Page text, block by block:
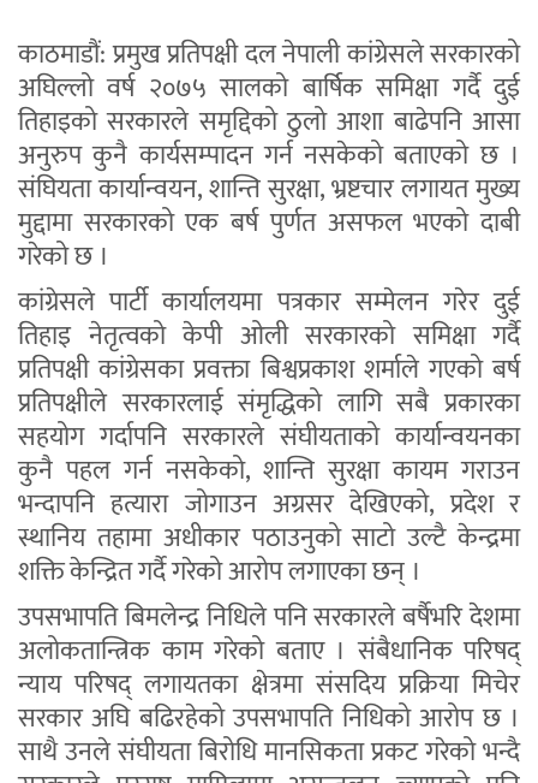
काठमाडौं: प्रमुख प्रतिपक्षी दल नेपाली कांग्रेसले सरकारको
अघिल्लो वर्ष २०७५ सालको बार्षिक समिक्षा गर्दै दुई
तिहाइको सरकारले समृद्दिको ठुलो आशा बाढेपनि आसा
अनुरुप कुनै कार्यसम्पादन गर्न नसकेको बताएको छ ।
संघियता कार्यान्वयन, शान्ति सुरक्षा, भ्रष्टचार लगायत मुख्य
मुद्दामा सरकारको एक बर्ष पुर्णत असफल भएको दाबी
गरेको छ ।
कांग्रेसले पार्टी कार्यालयमा पत्रकार सम्मेलन गरेर दुई
तिहाइ नेतृत्वको केपी ओली सरकारको समिक्षा गर्दै
प्रतिपक्षी कांग्रेसका प्रवक्ता बिश्वप्रकाश शर्माले गएको बर्ष
प्रतिपक्षीले सरकारलाई संमृद्धिको लागि सबै प्रकारका
सहयोग गर्दापनि सरकारले संघीयताको कार्यान्वयनका
कुनै पहल गर्न नसकेको, शान्ति सुरक्षा कायम गराउन
भन्दापनि हत्यारा जोगाउन अग्रसर देखिएको, प्रदेश र
स्थानिय तहामा अधीकार पठाउनुको साटो उल्टै केन्द्रमा
शक्ति केन्द्रित गर्दै गरेको आरोप लगाएका छन् ।
उपसभापति बिमलेन्द्र निधिले पनि सरकारले बर्षैभरि देशमा
अलोकतान्त्रिक काम गरेको बताए । संबैधानिक परिषद्
न्याय परिषद् लगायतका क्षेत्रमा संसदिय प्रक्रिया मिचेर
सरकार अघि बढिरहेको उपसभापति निधिको आरोप छ ।
साथै उनले संघीयता बिरोधि मानसिकता प्रकट गरेको भन्दै